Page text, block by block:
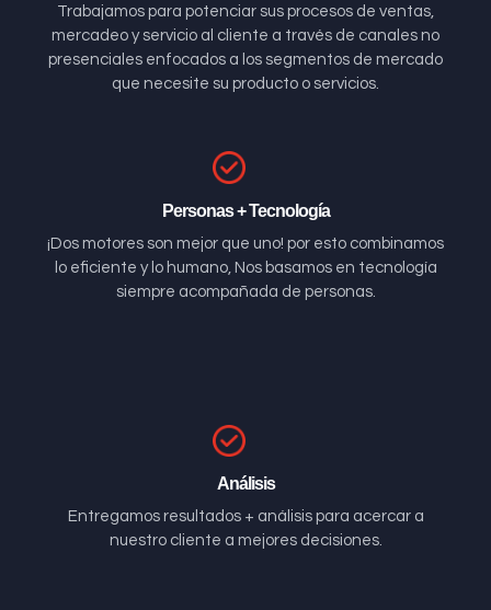
Trabajamos para potenciar sus procesos de ventas,
mercadeo y servicio al cliente a través de canales no
presenciales enfocados a los segmentos de mercado
que necesite su producto o servicios.
Personas + Tecnología
¡Dos motores son mejor que uno! por esto combinamos
lo eficiente y lo humano, Nos basamos en tecnología
siempre acompañada de personas.
Análisis
Entregamos resultados + análisis para acercar a
nuestro cliente a mejores decisiones.